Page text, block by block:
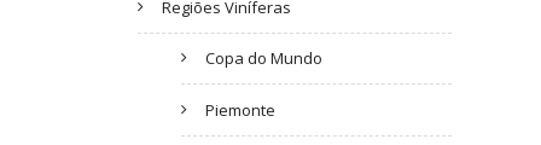
Regiões Viníferas
Copa do Mundo
Piemonte